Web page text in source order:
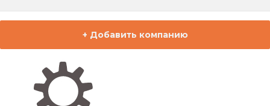
+ Добавить компанию